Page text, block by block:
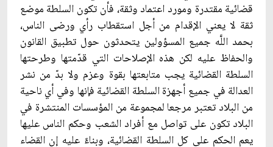
قضائية مقتدرة ومورد اعتماد وثقة، فأن تكون السلطة موضع
ثقة لا يعني الإقدام من أجل استقطاب رأي ورضى الناس،
بحمد اللَّه جميع المسؤولين يتحدثون حول تطبيق القانون
والحفاظ عليه لكن هذه الإصلاحات التي قدّمتها وطرحتها
السلطة القضائية يجب متابعتها بقوة وعزم ولا بدّ من نشر
العدالة في جميع أجهزة السلطة القضائية فإنها وفي أي ناحية
من البلاد تعتبر مرجعا لمجموعة من المؤسسات المنتشرة في
البلاد تكون على تواصل مع أفراد الشعب وحكم الناس عليها
يعم الحكم على كل السلطة القضائية، وبناءً عليه إن القضاء